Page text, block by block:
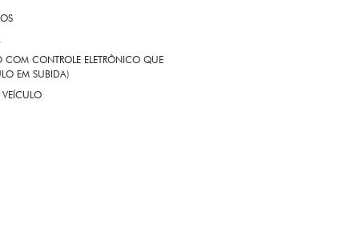
COM CONTROLE ELETRÔNICO QUE
EM SUBIDA)